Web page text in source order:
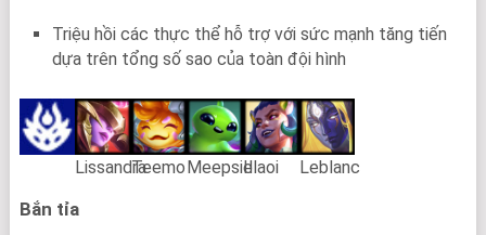
Triệu hồi các thực thể hỗ trợ với sức mạnh tăng tiến
dựa trên tổng số sao của toàn đội hình
LissandraTeemoMeepsieIllaoi Leblanc
Bắn tỉa